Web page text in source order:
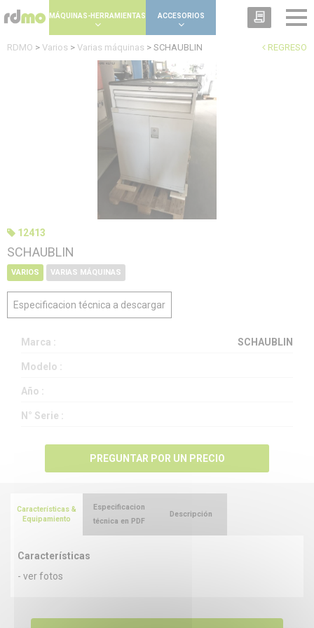
MÁQUINAS-HERRAMIENTAS ACCESORIOS
REGRESO
RDMO > Varios > Varias máquinas > SCHAUBLIN
12413
SCHAUBLIN
VARIOS VARIAS MÁQUINAS
Especificacion técnica a descargar
Marca : SCHAUBLIN
Modelo :
Año :
N° Serie :
PREGUNTAR POR UN PRECIO
Características &
Equipamiento
Características
- ver fotos
Especificacion
técnica en PDF
Descripción